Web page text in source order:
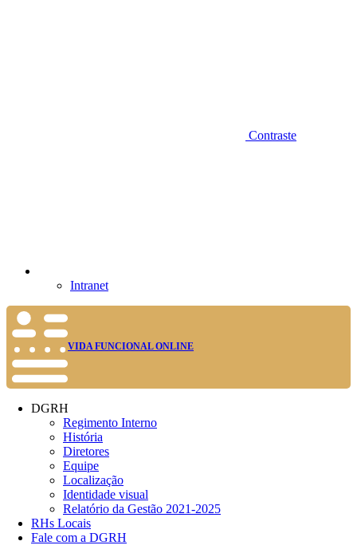
Contraste
Intranet
VIDA FUNCIONAL ONLINE
DGRH
Regimento Interno
História
Diretores
Equipe
Localização
Identidade visual
Relatório da Gestão 2021-2025
RHs Locais
Fale com a DGRH